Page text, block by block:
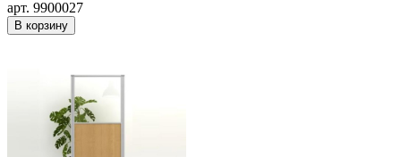
арт. 9900027
В корзину